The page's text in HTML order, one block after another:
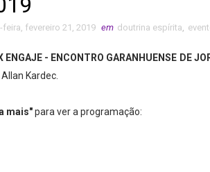
feira, fevereiro 21, 2019 em doutrina espírita,
ENGAJE - ENCONTRO GARANHUENSE DE
Kardec.
mais"para ver a programação: